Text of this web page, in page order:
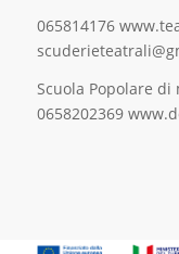
065814176
Scuola Popolare
0658202369